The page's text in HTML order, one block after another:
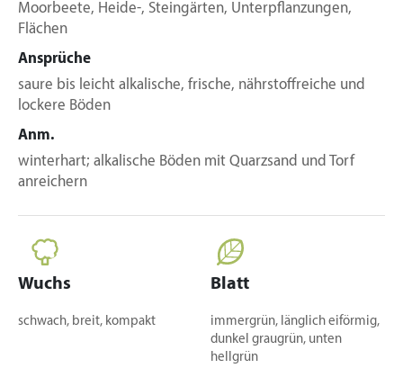
Moorbeete, Heide-, Steingärten, Unterpflanzungen,
Flächen
Ansprüche
saure bis leicht alkalische, frische, nährstoffreiche und
lockere Böden
Anm.
winterhart; alkalische Böden mit Quarzsand und Torf
anreichern
Wuchs
schwach, breit, kompakt
Blatt
immergrün, länglich eiförmig,
dunkel graugrün, unten
hellgrün